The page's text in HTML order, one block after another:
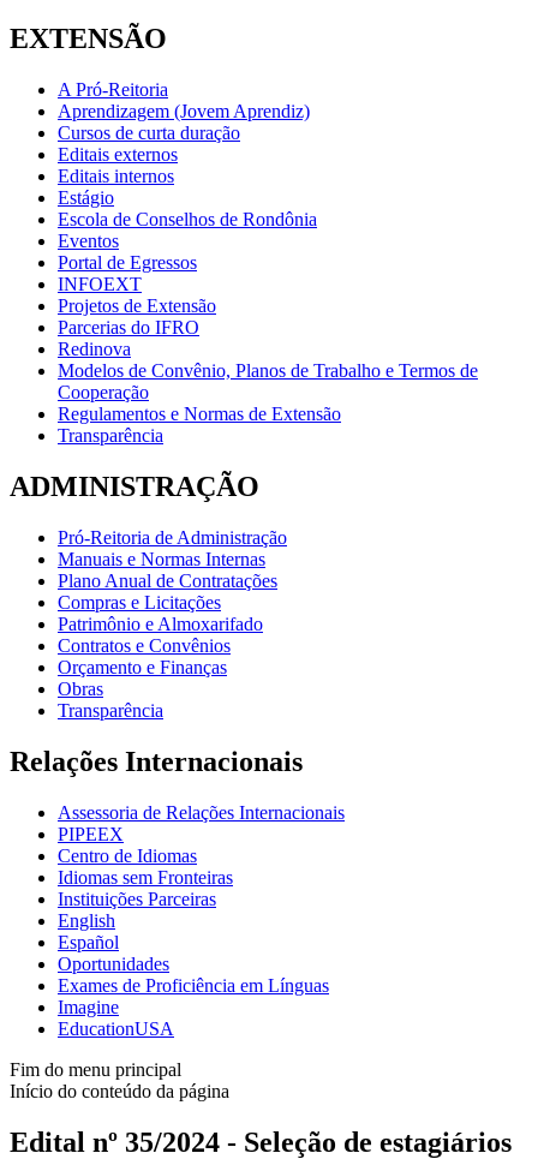
EXTENSÃO
A Pró-Reitoria
Aprendizagem (Jovem Aprendiz)
Cursos de curta duração
Editais externos
Editais internos
Estágio
Escola de Conselhos de Rondônia
Eventos
Portal de Egressos
INFOEXT
Projetos de Extensão
Parcerias do IFRO
Redinova
Modelos de Convênio, Planos de Trabalho e Termos de
Cooperação
Regulamentos e Normas de Extensão
Transparência
ADMINISTRAÇÃO
Pró-Reitoria de Administração
Manuais e Normas Internas
Plano Anual de Contratações
Compras e Licitações
Patrimônio e Almoxarifado
Contratos e Convênios
Orçamento e Finanças
Obras
Transparência
Relações Internacionais
Assessoria de Relações Internacionais
PIPEEX
Centro de Idiomas
Idiomas sem Fronteiras
Instituições Parceiras
English
Español
Oportunidades
Exames de Proficiência em Línguas
Imagine
EducationUSA
Fim do menu principal
Início do conteúdo da página
Edital nº 35/2024 - Seleção de estagiários